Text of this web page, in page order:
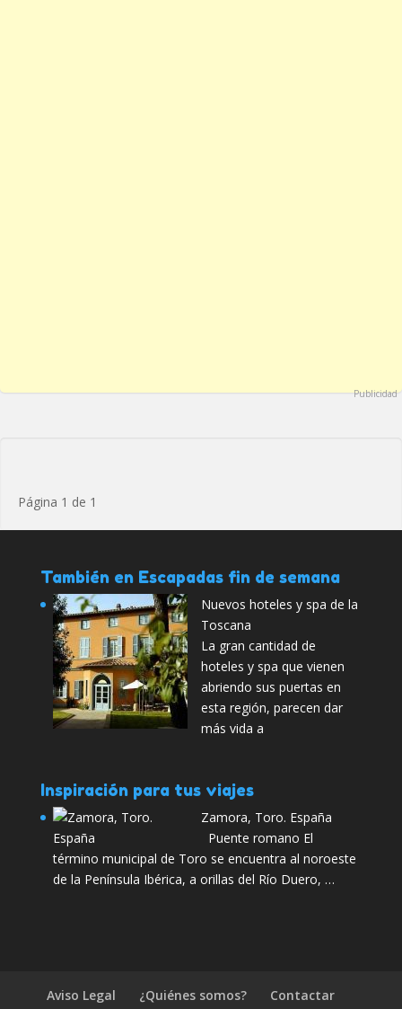
Publicidad
Página 1 de 1
También en Escapadas fin de semana
Nuevos hoteles y spa de la
Toscana
La gran cantidad de
hoteles y spa que vienen
abriendo sus puertas en
esta región, parecen dar
más vida a
Inspiración para tus viajes
Zamora, Toro. España
Puente romano El
término municipal de Toro se encuentra al noroeste
de la Península Ibérica, a orillas del Río Duero, …
Aviso Legal ¿Quiénes somos?
Contactar